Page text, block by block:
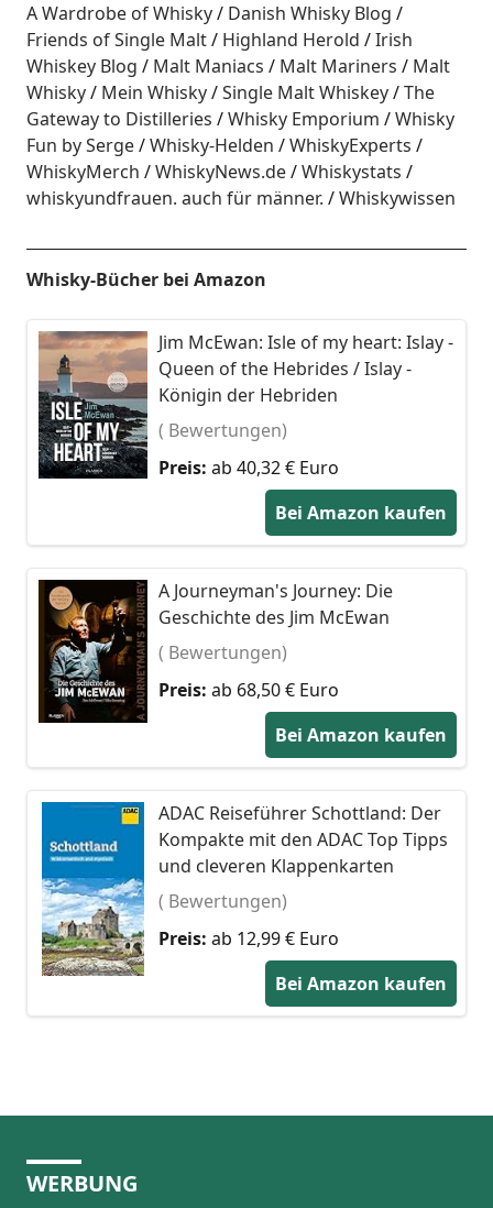
A Wardrobe of Whisky
Danish Whisky Blog
Friends of Single Malt
Highland Herold
Irish
Whiskey Blog
Malt Maniacs Malt Mariners
Malt
Whisky
Mein Whisky Single Malt Whiskey
The
Gateway to Distilleries
Whisky Emporium
Whisky
Fun by Serge
Whisky-Helden
WhiskyExperts
WhiskyMerch
WhiskyNews.de
Whiskystats
whiskyundfrauen. auch für männer.
Whiskywissen
Whisky-Bücher bei Amazon
Jim McEwan: Isle of my heart: Islay -
Queen of the Hebrides / Islay -
Königin der Hebriden
( Bewertungen)
Preis: ab 40,32 € Euro
Bei Amazon kaufen
A Journeyman's Journey: Die
Geschichte des Jim McEwan
( Bewertungen)
Preis: ab 68,50 € Euro
Bei Amazon kaufen
ADAC Reiseführer Schottland: Der
Kompakte mit den ADAC Top Tipps
und cleveren Klappenkarten
( Bewertungen)
Preis: ab 12,99 € Euro
Bei Amazon kaufen
WERBUNG